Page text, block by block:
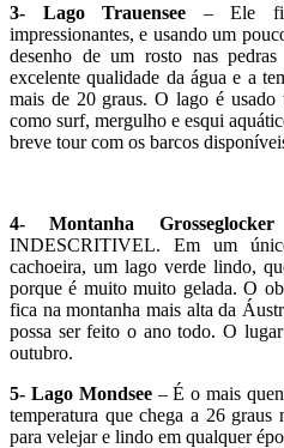
3- Lago Trauensee – Ele
impressionantes, e usando um
desenho de um rosto nas
excelente qualidade da água e a
mais de 20 graus. O lago é usado
como surf, mergulho e esqui
breve tour com os barcos
4- Montanha Grosseglocker
INDESCRITIVEL. Em um
cachoeira, um lago verde lindo,
porque é muito muito gelada. O
fica na montanha mais alta da
possa ser feito o ano todo. O
outubro.
5- Lago Mondsee– É o mais
temperatura que chega a 26
para velejar e lindo em qualquer